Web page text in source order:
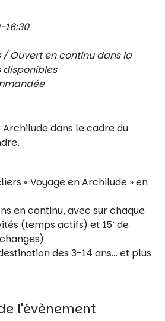
16:30
/ Ouvert en continu dans la
dans le cadre du
« Voyage en Archilude » en
en continu, avec sur chaque
(temps actifs) et 15’ de
des 3-14 ans… et plus
l'évènement